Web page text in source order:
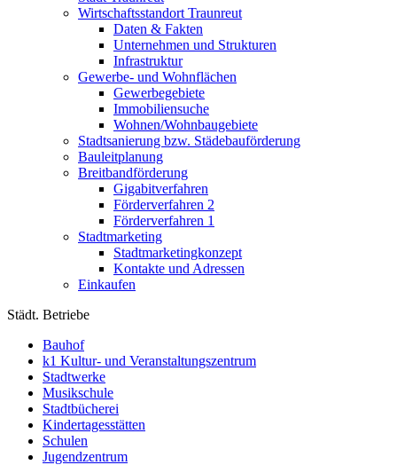
Wirtschaftsstandort Traunreut
Daten & Fakten
Unternehmen und Strukturen
Infrastruktur
Gewerbe- und Wohnflächen
Gewerbegebiete
Immobiliensuche
Wohnen/Wohnbaugebiete
Stadtsanierung bzw. Städebauförderung
Bauleitplanung
Breitbandförderung
Gigabitverfahren
Förderverfahren 2
Förderverfahren 1
Stadtmarketing
Stadtmarketingkonzept
Kontakte und Adressen
Einkaufen
Städt. Betriebe
Bauhof
k1 Kultur- und Veranstaltungszentrum
Stadtwerke
Musikschule
Stadtbücherei
Kindertagesstätten
Schulen
Jugendzentrum